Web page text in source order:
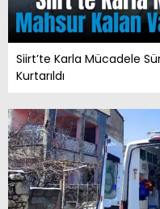
Siirt’te Karla Mücadele
Kurtarıldı